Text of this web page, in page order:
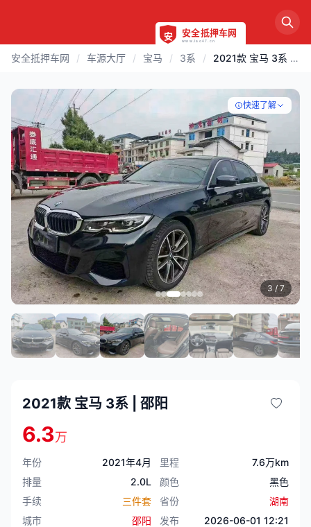
安全抵押车网 / 车源大厅 / 宝马 / 3系 / 2021款 宝马 3系 | 邵阳
快速了解
3 / 7
2021款 宝马 3系 | 邵阳
6.3万
年份 2021年4月 里程
7.6万km
排量
2.0L 颜色
黑色
手续
三件套 省份
湖南
城市
邵阳 发布 2026-06-01 12:21